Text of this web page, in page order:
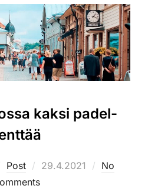
kaksi padel-
Post
Posted
29.4.2021
No